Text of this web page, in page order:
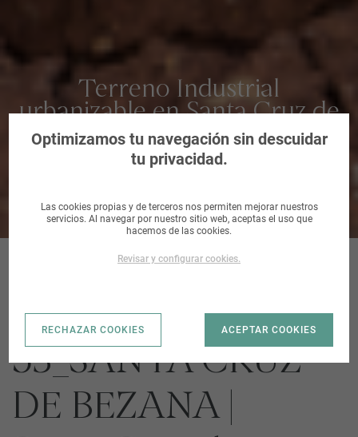
Terreno Industrial
urbanizable en Santa Cruz de
Bezana, Cantabria
SECTOR
53_SANTA CRUZ
DE BEZANA |
Optimizamos tu navegación sin descuidar
tu privacidad.
Las cookies propias y de terceros nos permiten mejorar nuestros
servicios. Al navegar por nuestro sitio web, aceptas el uso que
hacemos de las cookies.
Revisar y configurar cookies.
RECHAZAR COOKIES ACEPTAR COOKIES